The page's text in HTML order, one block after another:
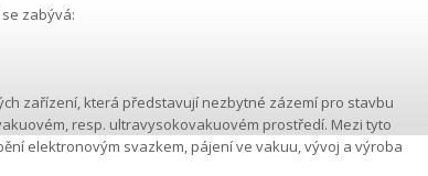
zabývá:
zařízení, která představují nezbytné zázemí pro stavbu
resp. ultravysokovakuovém prostředí. Mezi tyto
elektronovým svazkem, pájení ve vakuu, vývoj a výroba